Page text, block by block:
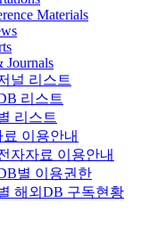
Materials
Journals
널 리스트
리스트
리스트
이용안내
자자료 이용안내
별 이용권한
해외DB 구독현황